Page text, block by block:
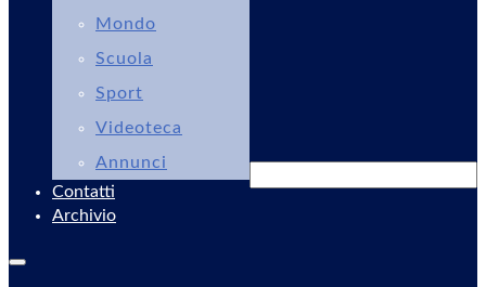
Mondo
Scuola
Sport
Videoteca
Annunci
Contatti
Archivio